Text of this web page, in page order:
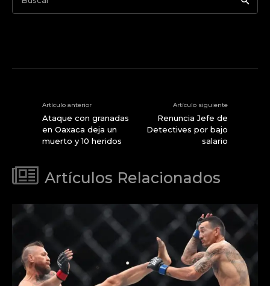
Artículo anterior
Ataque con granadas
en Oaxaca deja un
muerto y 10 heridos
Artículo siguiente
Renuncia Jefe de
Detectives por bajo
salario
Artículos Relacionados